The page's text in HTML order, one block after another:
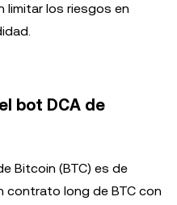
los riesgos en
bot DCA de
Bitcoin (BTC) es de
contrato long de BTC con